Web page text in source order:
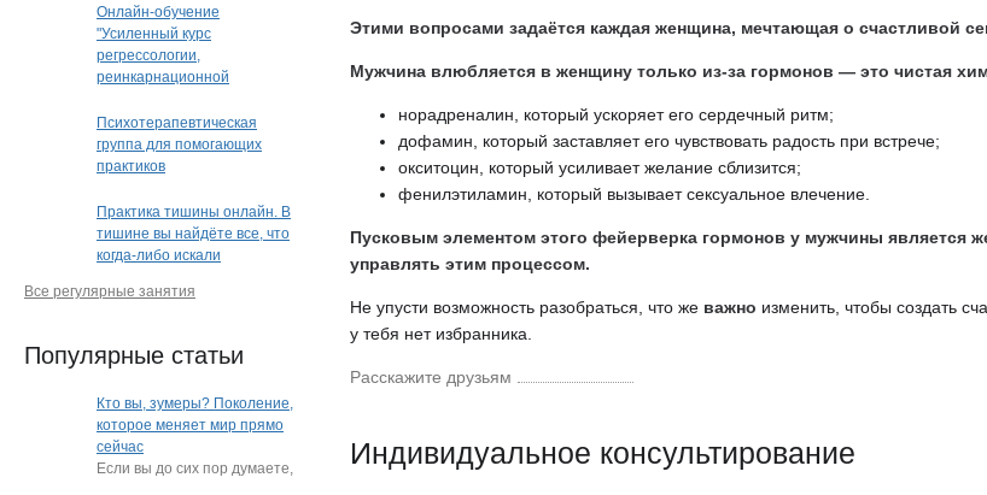
Этими вопросами задаётся каждая женщина, мечтающая о счастливой
Мужчина влюбляется в женщину только из-за гормонов — это чистая
норадреналин, который ускоряет его сердечный ритм;
дофамин, который заставляет его чувствовать радость при встрече;
окситоцин, который усиливает желание сблизится;
фенилэтиламин, который вызывает сексуальное влечение.
Пусковым элементом этого фейерверка гормонов у мужчины является
управлять этим процессом.
Не упусти возможность разобраться, что же важно изменить, чтобы создать
у тебя нет избранника.
Расскажите друзьям
Индивидуальное консультирование
(очно или дистанционно)
(Краснодар)
Онлайн-обучение
"Усиленный курс
регрессологии,
реинкарнационной
Психотерапевтическая
группа для помогающих
практиков
Практика тишины онлайн. В
тишине вы найдёте все, что
когда-либо искали
Все регулярные занятия
Популярные статьи
Кто вы, зумеры? Поколение,
которое меняет мир прямо
сейчас
Если вы до сих пор думаете,